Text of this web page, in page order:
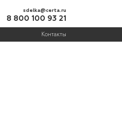
sdelka@certa.ru
8 800 100 93 21
Контакты